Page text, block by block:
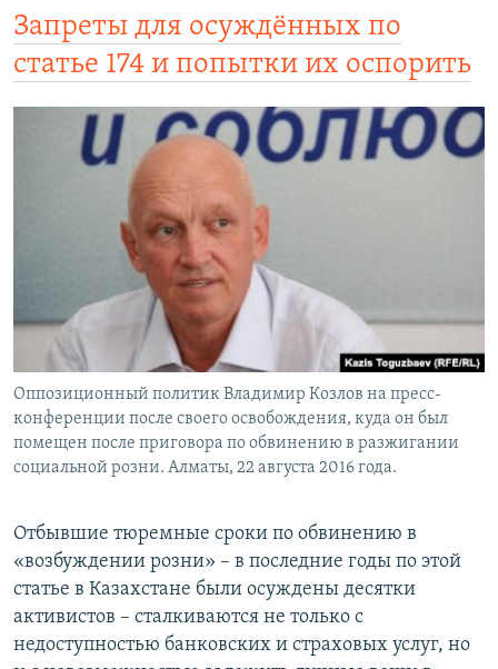
Запреты для осуждённых по
статье 174 и попытки их оспорить
Оппозиционный политик Владимир Козлов на пресс-
конференции после своего освобождения, куда он был
помещен после приговора по обвинению в разжигании
социальной розни. Алматы, 22 августа 2016 года.
Отбывшие тюремные сроки по обвинению в
«возбуждении розни» – в последние годы по этой
статье в Казахстане были осуждены десятки
активистов – сталкиваются не только с
недоступностью банковских и страховых услуг, но